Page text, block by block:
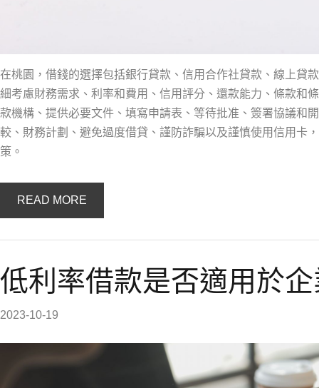
在桃園，借錢的選擇包括銀行貸款、信用合作社貸款、線上貸
細考慮財務需求、利率和費用、信用評分、還款能力、條款和
款機構、提供必要文件、填寫申請表、等待批准、簽署協議和
較、財務計劃、避免過度借貸、謹防詐騙以及謹慎使用信用卡
策。
READ MORE
低利率借款是否適用於
2023-10-19